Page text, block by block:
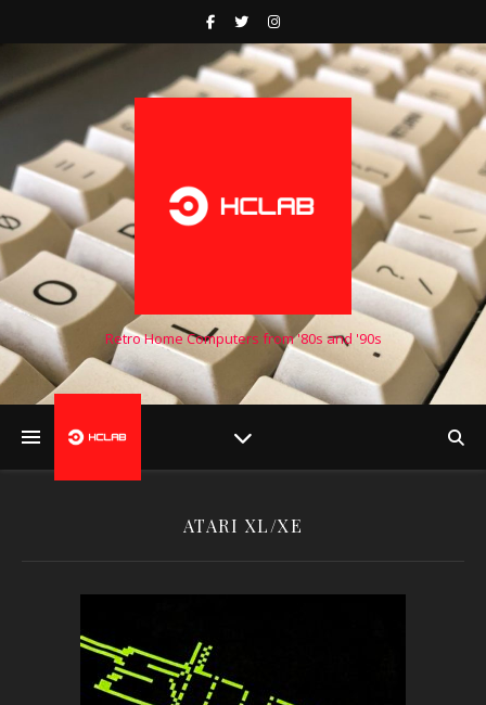
Retro Home Computers from '80s and '90s
ATARI XL/XE